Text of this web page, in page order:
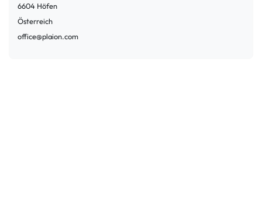
6604 Höfen
Österreich
office@plaion.com